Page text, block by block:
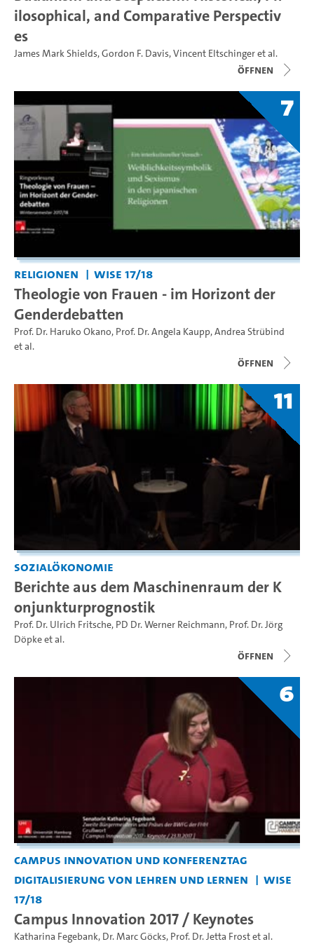
ilosophical, and Comparative Perspectiv
es
James Mark Shields,Gordon F. Davis,Vincent Eltschingeret al.
Öffnen
7
Religionen WiSe 17/18
Theologie von Frauen - im Horizont der
Genderdebatten
Prof. Dr. Haruko Okano, Prof. Dr. Angela Kaupp,Andrea Strübind
et al.
Öffnen
11
Sozialökonomie
Berichte aus dem Maschinenraum der K
onjunkturprognostik
Prof. Dr. Ulrich Fritsche, PD Dr. Werner Reichmann, Prof. Dr. Jörg
Döpkeet al.
Öffnen
6
Campus Innovation und Konferenztag
Digitalisierung von Lehren und Lernen
WiSe
17/18
Campus Innovation 2017 / Keynotes
Katharina Fegebank, Dr. Marc Göcks, Prof. Dr. Jetta Frostet al.